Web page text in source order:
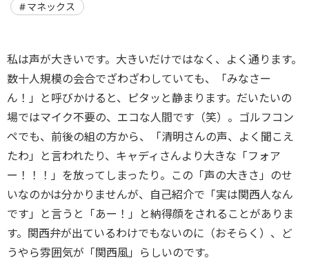
マネックス
私は声が大きいです。大きいだけではなく、よく通ります。
数十人規模の会合でざわざわしていても、「みなさー
ん！」と呼びかけると、ピタッと静まります。だいたいの
場ではマイク不要の、エコな人間です（笑）。ゴルフコン
ペでも、前後の組の方から、「清明さんの声、よく聞こえ
たわ」と言われたり、キャディさんより大きな「フォア
ー！！！」を放ってしまったり。この「声の大きさ」のせ
いなのかは分かりませんが、自己紹介で「実は関西人なん
です」と言うと「あー！」と納得顔をされることがありま
す。関西弁が出ているわけでもないのに（おそらく）、ど
うやら雰囲気が「関西風」らしいのです。